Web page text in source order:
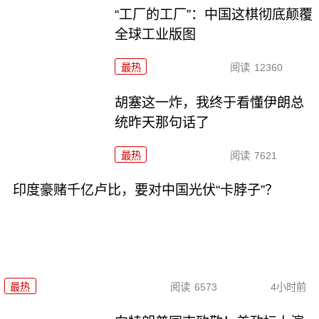
“工厂的工厂”：中国这棋彻底颠覆
全球工业版图
最热 阅读 12360
胡塞这一炸，我终于看懂伊朗总
统昨天那句话了
最热 阅读 7621
印度豪赌千亿卢比，要对中国光伏“卡脖子”？
最热 阅读 6573 4小时前